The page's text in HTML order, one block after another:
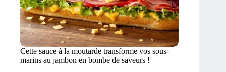
Cette sauce à la moutarde transforme vos sous-
marins au jambon en bombe de saveurs !